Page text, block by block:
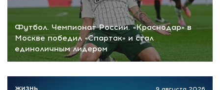
Футбол. Чемпионат России. «Краснодар» в
Москве победил «Спартак» и стал
единоличным лидером
ЖИЗНЬ